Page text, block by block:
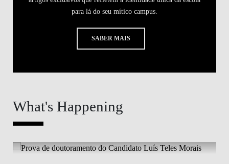
para lá do seu mítico campus.
SABER MAIS
What's Happening